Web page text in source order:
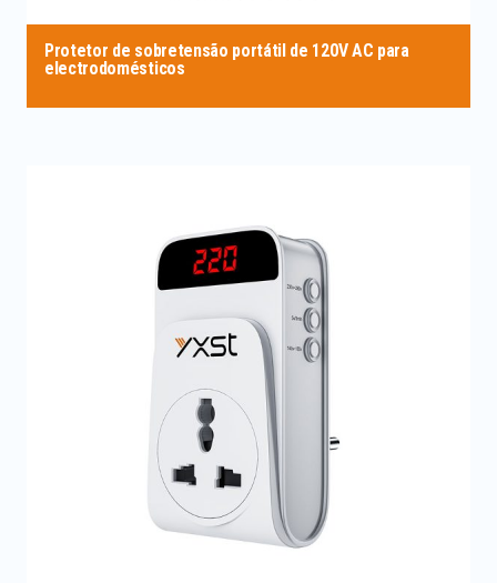
Protetor de sobretensão portátil de 120V AC para
electrodomésticos